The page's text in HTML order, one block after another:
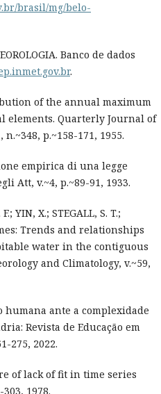
brasil/mg/belo-
Banco de dados
.
of the annual maximum
elements. Quarterly Journal of
p.~158-171, 1955.
empirica di una legge
Att, v.~4, p.~89-91, 1933.
YIN, X.; STEGALL, S. T.;
Trends and relationships
water in the contiguous
and Climatology, v.~59,
humana ante a complexidade
Revista de Educação em
275, 2022.
of lack of fit in time series
1978.